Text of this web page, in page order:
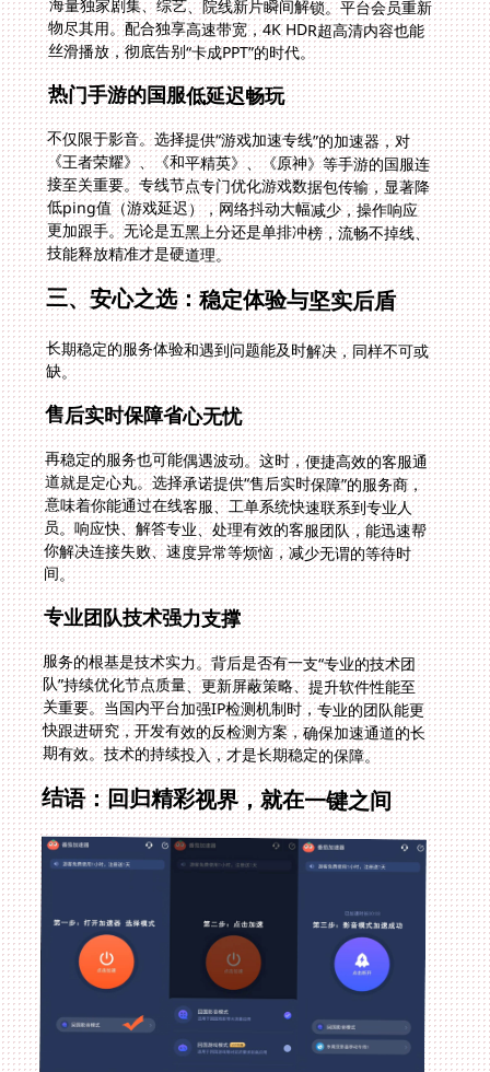
丝滑播放，彻底告别“卡成PPT”的时代。
热门手游的国服低延迟畅玩
不仅限于影音。选择提供“游戏加速专线”的加速器，对
《王者荣耀》、《和平精英》、《原神》等手游的国服连
接至关重要。专线节点专门优化游戏数据包传输，显著降
低ping值（游戏延迟），网络抖动大幅减少，操作响应
更加跟手。无论是五黑上分还是单排冲榜，流畅不掉线、
技能释放精准才是硬道理。
三、安心之选：稳定体验与坚实后盾
长期稳定的服务体验和遇到问题能及时解决，同样不可或
缺。
售后实时保障省心无忧
再稳定的服务也可能偶遇波动。这时，便捷高效的客服通
道就是定心丸。选择承诺提供“售后实时保障”的服务商，
意味着你能通过在线客服、工单系统快速联系到专业人
员。响应快、解答专业、处理有效的客服团队，能迅速帮
你解决连接失败、速度异常等烦恼，减少无谓的等待时
间。
专业团队技术强力支撑
服务的根基是技术实力。背后是否有一支“专业的技术团
队”持续优化节点质量、更新屏蔽策略、提升软件性能至
关重要。当国内平台加强IP检测机制时，专业的团队能更
快跟进研究，开发有效的反检测方案，确保加速通道的长
期有效。技术的持续投入，才是长期稳定的保障。
结语：回归精彩视界，就在一键之间